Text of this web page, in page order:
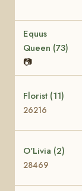
Equus
Queen (73)
📷
Florist (11)
26216
O'Livia (2)
28469